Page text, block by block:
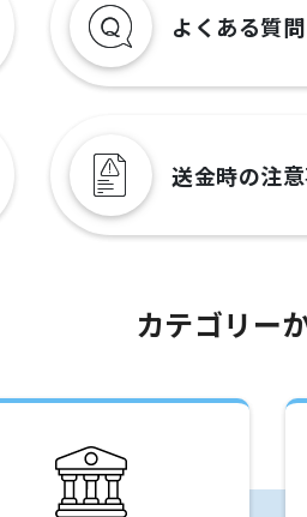
よくある質問
送金時の注
カテゴリー